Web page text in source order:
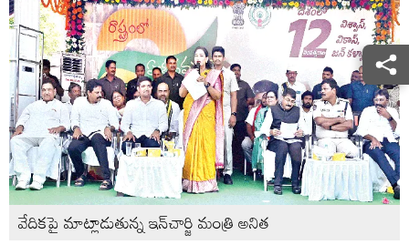
వేదికపై మాట్లాడుతున్న ఇన్‌చార్జి మంత్రి అనిత